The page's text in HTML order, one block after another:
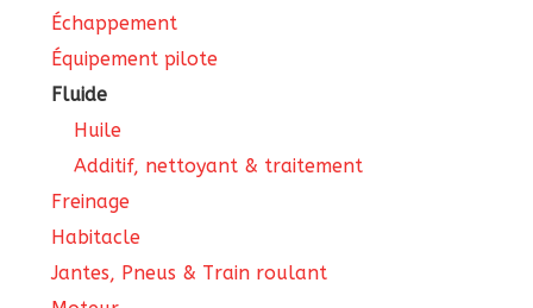
Échappement
Équipement pilote
Fluide
Huile
Additif, nettoyant & traitement
Freinage
Habitacle
Jantes, Pneus & Train roulant